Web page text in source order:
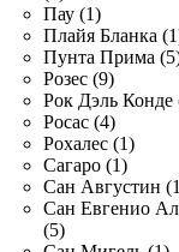
Пау (1)
Плайя Бланка
Пунта Прима
Розес (9)
Рок Дэль Конде
Росас (4)
Рохалес (1)
Сагаро (1)
Сан Августин
Сан Евгенио
(5)